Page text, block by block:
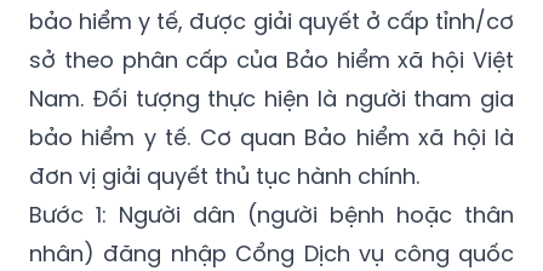
bảo hiểm y tế, được giải quyết ở cấp tỉnh/cơ
sở theo phân cấp của Bảo hiểm xã hội Việt
Nam. Đối tượng thực hiện là người tham gia
bảo hiểm y tế. Cơ quan Bảo hiểm xã hội là
đơn vị giải quyết thủ tục hành chính.
Bước 1: Người dân (người bệnh hoặc thân
nhân) đăng nhập Cổng Dịch vụ công quốc